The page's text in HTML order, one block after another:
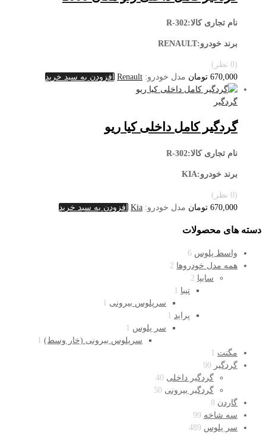
نام تجاری کالا:R-302
برند خودرو:RENAULT
(0 نظر)
670,000 تومان مدل خودرو: Renault افزودن به سبد خرید
گردگیر
گردگیر کامل داخلی کیا ریو
نام تجاری کالا:R-302
برند خودرو:KIA
(0 نظر)
670,000 تومان مدل خودرو: Kia افزودن به سبد خرید
دسته های محصولات
واسط پلوس 6
همه مدل خودروها 2
سایپا 2
تیبا 1
سرپلوس بیرونی 1
پراید 1
سر پلوس 1
سرپلوس بیرونی (خار وسط) 1
مگنت 1
گردگیر 90
گردگیر داخلی 40
گردگیر بیرونی 50
گاردن 8
سه شاخه 99
سر پلوس 489